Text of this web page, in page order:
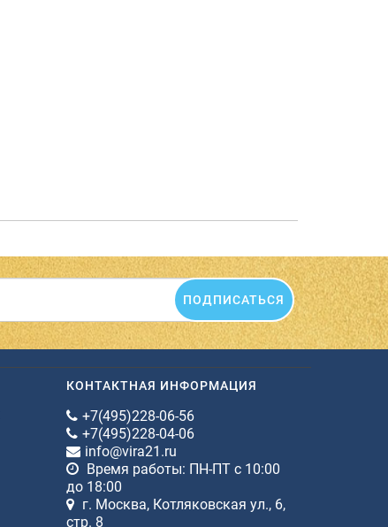
ПОДПИСАТЬСЯ
КОНТАКТНАЯ ИНФОРМАЦИЯ
+7(495)228-06-56
+7(495)228-04-06
info@vira21.ru
Время работы: ПН-ПТ с 10:00
до 18:00
г. Москва, Котляковская ул., 6,
стр. 8